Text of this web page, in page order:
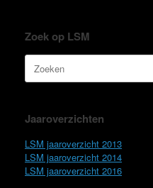
Zoek op LSM
Zoeken
naar:
Jaaroverzichten
LSM jaaroverzicht 2013
LSM jaaroverzicht 2014
LSM jaaroverzicht 2016